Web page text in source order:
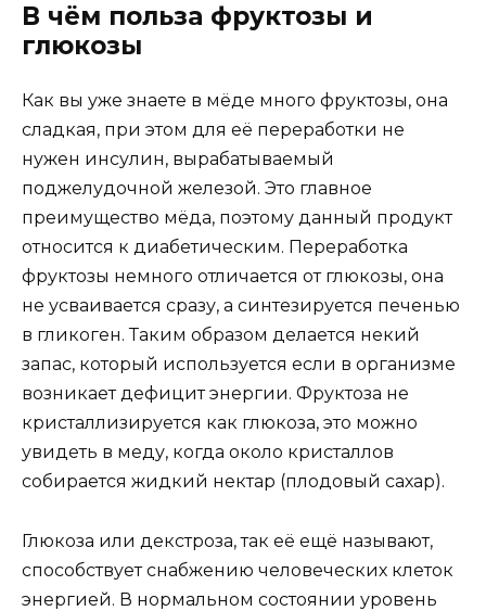
В чём польза фруктозы и
глюкозы
Как вы уже знаете в мёде много фруктозы, она
сладкая, при этом для её переработки не
нужен инсулин, вырабатываемый
поджелудочной железой. Это главное
преимущество мёда, поэтому данный продукт
относится к диабетическим. Переработка
фруктозы немного отличается от глюкозы, она
не усваивается сразу, а синтезируется печенью
в гликоген. Таким образом делается некий
запас, который используется если в организме
возникает дефицит энергии. Фруктоза не
кристаллизируется как глюкоза, это можно
увидеть в меду, когда около кристаллов
собирается жидкий нектар (плодовый сахар).
Глюкоза или декстроза, так её ещё называют,
способствует снабжению человеческих клеток
энергией. В нормальном состоянии уровень